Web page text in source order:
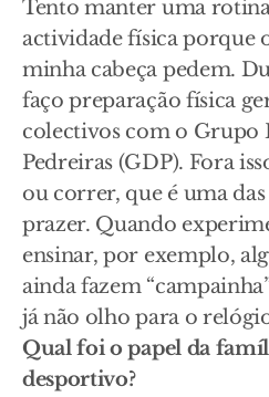
Tento manter uma
actividade física porque
minha cabeça pedem.
faço preparação física
colectivos com o Grupo
Pedreiras (GDP). Fora
ou correr, que é uma
prazer. Quando
ensinar, por exemplo,
ainda fazem
já não olho para o
Qual foi o papel da
desportivo?